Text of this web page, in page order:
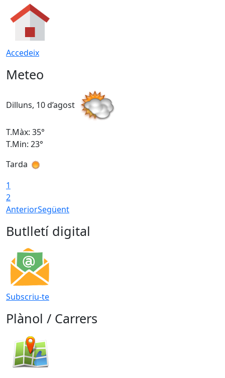
Accedeix
Meteo
Dilluns, 10 d’agost
T.Màx: 35°
T.Min: 23°
Tarda
1
2
AnteriorSegüent
Butlletí digital
Subscriu-te
Plànol / Carrers